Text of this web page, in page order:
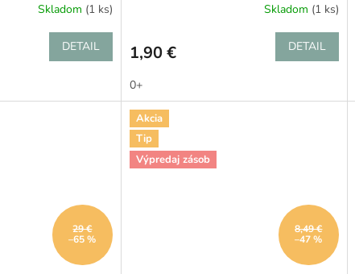
Skladom (1 ks)
DETAIL
Skladom (1 ks)
1,90 € DETAIL
0+
29 €
–65 %
Akcia
Tip
Výpredaj zásob
8,49 €
–47 %